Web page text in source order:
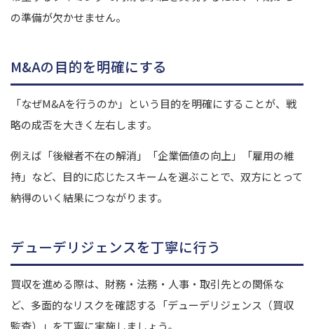
の準備が欠かせません。
M&Aの目的を明確にする
「なぜM&Aを行うのか」という目的を明確にすることが、戦
略の成否を大きく左右します。
例えば「後継者不在の解消」「企業価値の向上」「雇用の維
持」など、目的に応じたスキームを選ぶことで、双方にとって
納得のいく結果につながります。
デューデリジェンスを丁寧に行う
買収を進める際は、財務・法務・人事・取引先との関係な
ど、多面的なリスクを確認する「デューデリジェンス（買収
監査）」を丁寧に実施しましょう。